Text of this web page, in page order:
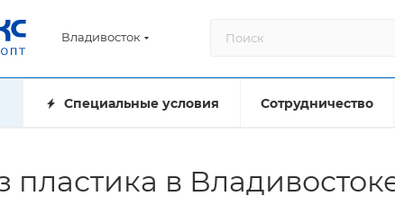
Владивосток
Специальные условия Сотрудничество
пластика в